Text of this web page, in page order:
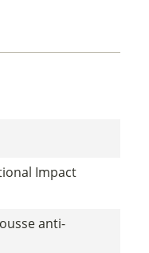
Impact
anti-